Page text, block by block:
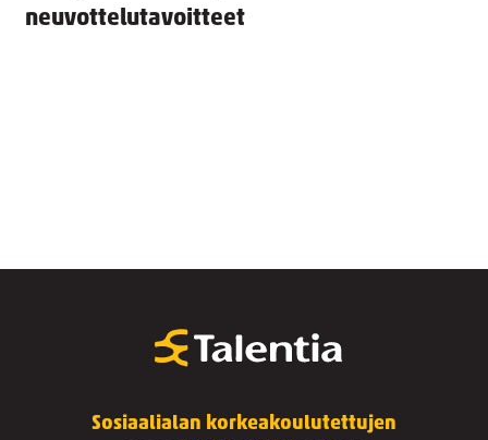
neuvottelutavoitteet
Sosiaalialan korkeakoulutettujen